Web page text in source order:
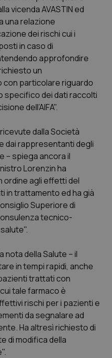
Bolzano
Trento
Ulcerosa
neurodegenerative
vicenda AVASTIN ed
una relazione
dei rischi cui i
in caso di
approfondire
un
particolare riguardo
specifico dei dati raccolti
dell’AIFA".
dalla Società
dai rappresentanti degli
– spiega ancora il
Lorenzin ha
agli effetti del
in trattamento ed ha già
Superiore di
tecnico-
nota della Salute – il
in tempi rapidi, anche
trattati con
tale farmaco è
rischi per i pazienti e
da segnalare ad
Ha altresì richiesto di
di modifica della